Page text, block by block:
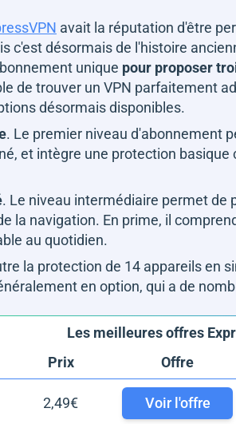
avait la réputation d'être
c'est désormais de l'histoire
unique pour proposer
de trouver un VPN parfaitement
désormais disponibles.
. Le premier niveau d'abonnement
et intègre une protection
. Le niveau intermédiaire permet de
la navigation. En prime, il
au quotidien.
la protection de 14 appareils en
en option, qui a de
Les meilleures offres
Prix
Offre
2,49€ Voir l'offre